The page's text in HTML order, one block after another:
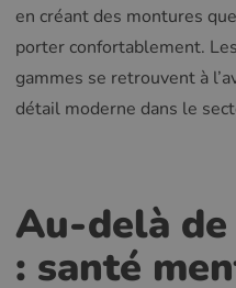
en créant des montures
porter confortablement.
gammes se retrouvent à
détail moderne dans le
Au-delà
: santé